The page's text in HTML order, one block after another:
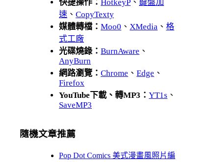
快捷操作： HotkeyP 、 鍵盤加
速 、 CopyTexty
媒體轉檔： Moo0 、 XMedia 、 格
式工廠
光碟燒錄： BurnAware 、
AnyBurn
網路瀏覽： Chrome 、 Edge 、
Firefox
YouTube下載、轉MP3： YT1s 、
SaveMP3
隨機文章推薦
Pop Dot Comics 美式漫畫風照片編